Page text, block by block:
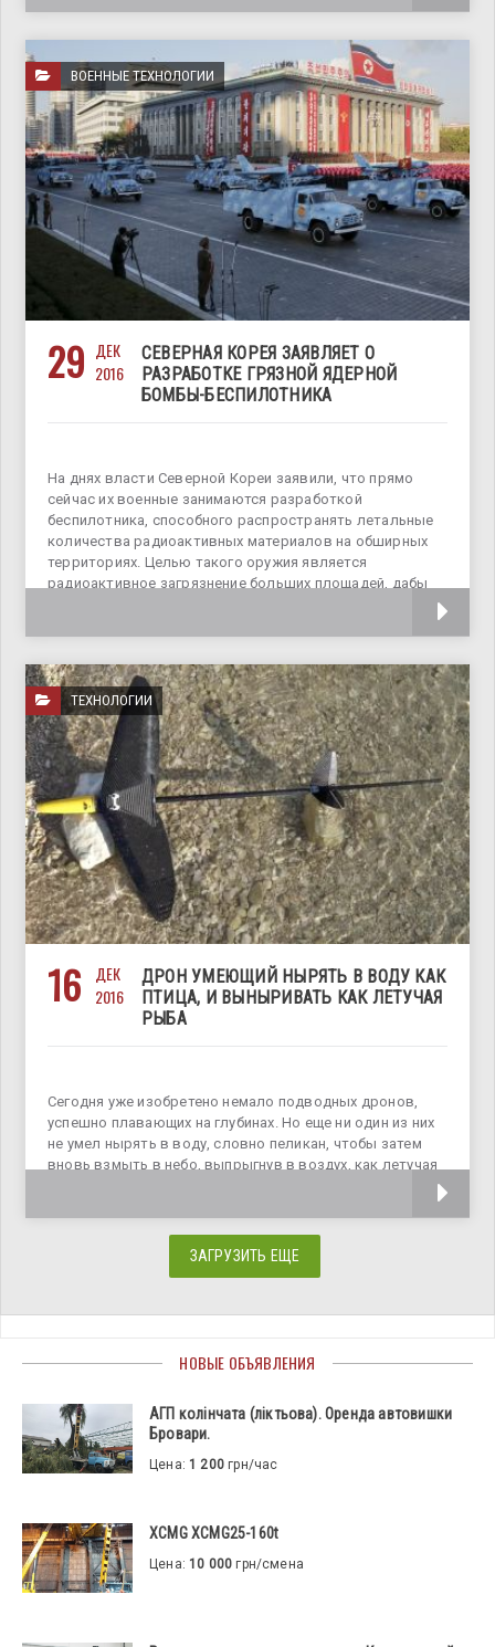
ВОЕННЫЕ ТЕХНОЛОГИИ
29 ДЕК
2016
СЕВЕРНАЯ КОРЕЯ ЗАЯВЛЯЕТ О
РАЗРАБОТКЕ ГРЯЗНОЙ ЯДЕРНОЙ
БОМБЫ-БЕСПИЛОТНИКА
На днях власти Северной Кореи заявили, что прямо
сейчас их военные занимаются разработкой
беспилотника, способного распространять летальные
количества радиоактивных материалов на обширных
территориях. Целью такого оружия является
радиоактивное загрязнение больших площадей, дабы
ТЕХНОЛОГИИ
16
ДЕК
2016
ДРОН УМЕЮЩИЙ НЫРЯТЬ В ВОДУ КАК
ПТИЦА, И ВЫНЫРИВАТЬ КАК ЛЕТУЧАЯ
РЫБА
Сегодня уже изобретено немало подводных дронов,
успешно плавающих на глубинах. Но еще ни один из них
не умел нырять в воду, словно пеликан, чтобы затем
вновь взмыть в небо, выпрыгнув в воздух, как летучая
ЗАГРУЗИТЬ ЕЩЕ
НОВЫЕ ОБЪЯВЛЕНИЯ
АГП колінчата (ліктьова). Оренда автовишки
Бровари.
Цена:1 200 грн/час
XCMG XCMG25-160t
Цена:10 000 грн/смена